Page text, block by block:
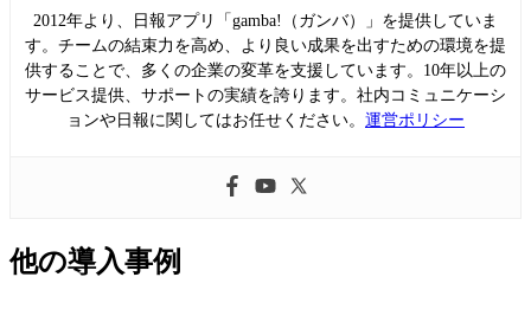
2012年より、日報アプリ「gamba!（ガンバ）」を提供していま
す。チームの結束力を高め、より良い成果を出すための環境を提
供することで、多くの企業の変革を支援しています。10年以上の
サービス提供、サポートの実績を誇ります。社内コミュニケーシ
ョンや日報に関してはお任せください。 運営ポリシー
他の導入事例